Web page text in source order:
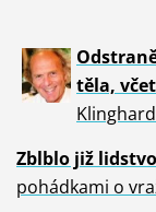
těla,
Zblblo již
pohádkami o